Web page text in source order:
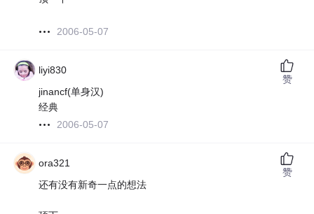
2006-05-07
liyi830
jinancf(单身汉)
经典
2006-05-07
赞
ora321
还有没有新奇一点的想法
赞